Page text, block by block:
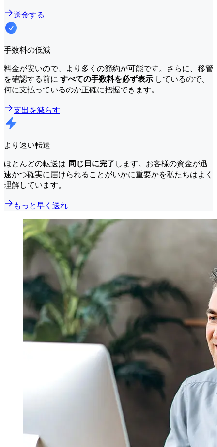
送金する
手数料の低減
料金が安いので、より多くの節約が可能です。さらに、移管
を確認する前に すべての手数料を必ず表示 しているので、
何に支払っているのか正確に把握できます。
支出を減らす
より速い転送
ほとんどの転送は 同じ日に完了 します。お客様の資金が迅
速かつ確実に届けられることがいかに重要かを私たちはよく
理解しています。
もっと早く送れ